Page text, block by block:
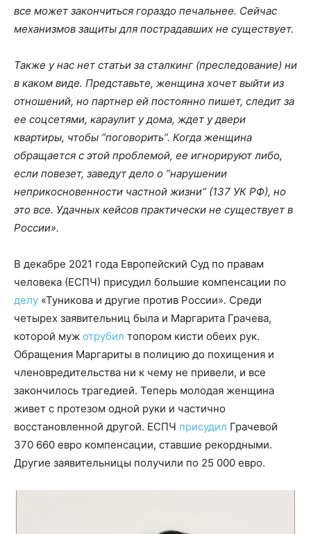
все может закончиться гораздо печальнее. Сейчас
механизмов защиты для пострадавших не существует.
Также у нас нет статьи за сталкинг (преследование) ни
в каком виде. Представьте, женщина хочет выйти из
отношений, но партнер ей постоянно пишет, следит за
ее соцсетями, караулит у дома, ждет у двери
квартиры, чтобы “поговорить”. Когда женщина
обращается с этой проблемой, ее игнорируют либо,
если повезет, заведут дело о “нарушении
неприкосновенности частной жизни” (137 УК РФ), но
это все. Удачных кейсов практически не существует в
России».
В декабре 2021 года Европейский Суд по правам
человека (ЕСПЧ) присудил большие компенсации по
делу «Туникова и другие против России». Среди
четырех заявительниц была и Маргарита Грачева,
которой муж отрубил топором кисти обеих рук.
Обращения Маргариты в полицию до похищения и
членовредительства ни к чему не привели, и все
закончилось трагедией. Теперь молодая женщина
живет с протезом одной руки и частично
восстановленной другой. ЕСПЧ присудил Грачевой
370 660 евро компенсации, ставшие рекордными.
Другие заявительницы получили по 25 000 евро.